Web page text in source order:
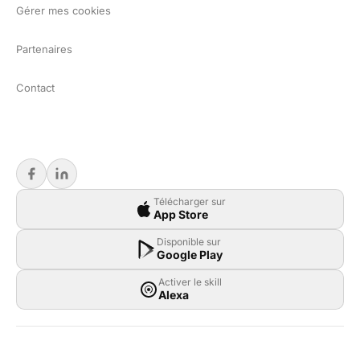
Gérer mes cookies
Partenaires
Contact
Télécharger sur
App Store
Disponible sur
Google Play
Activer le skill
Alexa